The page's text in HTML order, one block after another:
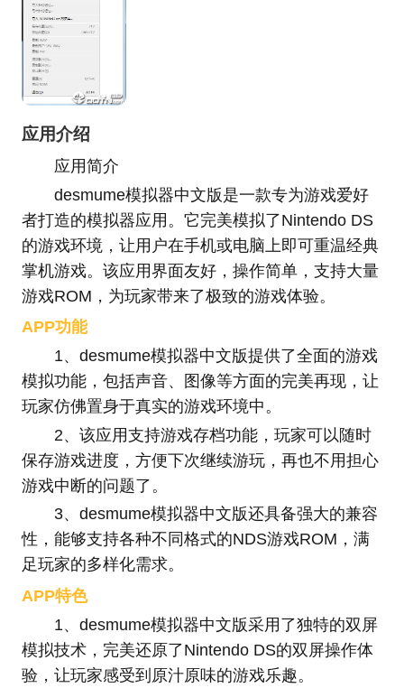
应用介绍
应用简介
desmume模拟器中文版是一款专为游戏爱好
者打造的模拟器应用。它完美模拟了Nintendo DS
的游戏环境，让用户在手机或电脑上即可重温经典
掌机游戏。该应用界面友好，操作简单，支持大量
游戏ROM，为玩家带来了极致的游戏体验。
APP功能
1、desmume模拟器中文版提供了全面的游戏
模拟功能，包括声音、图像等方面的完美再现，让
玩家仿佛置身于真实的游戏环境中。
2、该应用支持游戏存档功能，玩家可以随时
保存游戏进度，方便下次继续游玩，再也不用担心
游戏中断的问题了。
3、desmume模拟器中文版还具备强大的兼容
性，能够支持各种不同格式的NDS游戏ROM，满
足玩家的多样化需求。
APP特色
1、desmume模拟器中文版采用了独特的双屏
模拟技术，完美还原了Nintendo DS的双屏操作体
验，让玩家感受到原汁原味的游戏乐趣。